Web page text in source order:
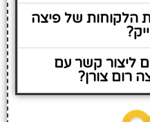
הלקוחות של פיצה
ליצור קשר עם
רום צורן?